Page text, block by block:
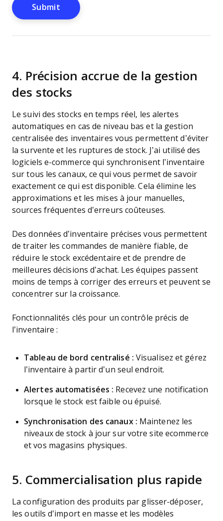
4. Précision accrue de la gestion
des stocks
Le suivi des stocks en temps réel, les alertes
automatiques en cas de niveau bas et la gestion
centralisée des inventaires vous permettent d’éviter
la survente et les ruptures de stock. J’ai utilisé des
logiciels e-commerce qui synchronisent l’inventaire
sur tous les canaux, ce qui vous permet de savoir
exactement ce qui est disponible. Cela élimine les
approximations et les mises à jour manuelles,
sources fréquentes d’erreurs coûteuses.
Des données d’inventaire précises vous permettent
de traiter les commandes de manière fiable, de
réduire le stock excédentaire et de prendre de
meilleures décisions d’achat. Les équipes passent
moins de temps à corriger des erreurs et peuvent se
concentrer sur la croissance.
Fonctionnalités clés pour un contrôle précis de
l’inventaire :
Tableau de bord centralisé : Visualisez et gérez
l’inventaire à partir d’un seul endroit.
Alertes automatisées : Recevez une notification
lorsque le stock est faible ou épuisé.
Synchronisation des canaux : Maintenez les
niveaux de stock à jour sur votre site ecommerce
et vos magasins physiques.
5. Commercialisation plus rapide
La configuration des produits par glisser-déposer,
les outils d’import en masse et les modèles